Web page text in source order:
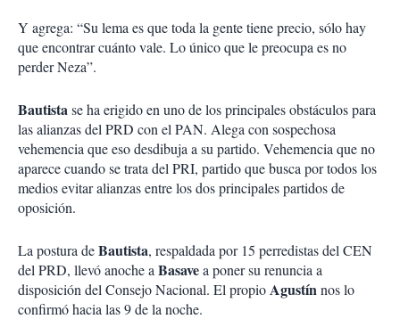
Y agrega: “Su lema es que toda la gente tiene precio, sólo hay
que encontrar cuánto vale. Lo único que le preocupa es no
perder Neza”.
Bautistase ha erigido en uno de los principales obstáculos para
las alianzas del PRD con el PAN. Alega con sospechosa
vehemencia que eso desdibuja a su partido. Vehemencia que no
aparece cuando se trata del PRI, partido que busca por todos los
medios evitar alianzas entre los dos principales partidos de
oposición.
La postura deBautista, respaldada por 15 perredistas del CEN
del PRD, llevó anoche a Basavea poner su renuncia a
disposición del Consejo Nacional. El propioAgustínnos lo
confirmó hacia las 9 de la noche.